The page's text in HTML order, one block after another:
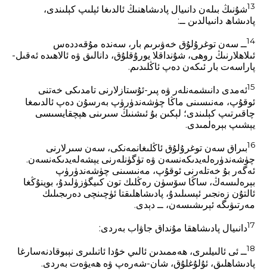
13شۇنىڭ بىلەن دانىيال پادىشاھنىڭ ئالدىغا ئېلىپ كېلىندى،
پادىشاھ دانىيالدىن ــ:
14ــ سەن توغرۇلۇق خەۋىرىم بار، سەندە مۇقەددەس
ئىلاھلارنىڭ روھى، شۇنداقلا يورۇقلۇق، دانالىق ۋە ئالاھىدە ئەقىل-
پاراسەت بار ئىكەن دەپ ئاڭلىدىم.
15ئەمدى دانىشمەنلەر ۋە پىر-ئۇستازلارنى تامدىكى خەتنى
ئوقۇپ، مەنىسىنى ماڭا چۈشەندۈرۈپ بەرسۇن دەپ ئالدىمغا
چاقىرتىپ كېلىندى؛ لېكىن بۇ ئىشنىڭ سىرىنى ھېچقايسىسى
يېشىپ بېرەلمىدى.
16بىراق سەن توغرۇلۇق ئاڭلىغانمەنكى، سەن سىرلارنى
چۈشەندۈرەلەيدىكەنسەن ۋە تۈگۈنلەرنى يېشەلەيدىكەنسەن.
ئەگەر بۇ خەتلەرنى ئوقۇپ، مەنىسىنى چۈشەندۈرۈپ
بېرەلىسەڭ، ساڭا سۆسۈن رەڭلىك تون كىيگۈزۈلىدۇ، بوينۇڭغا
ئالتۇن زەنجىر ئېسىلىدۇ، پادىشاھلىقتا ئۈچىنچى دەرىجىلىك
مەرتىۋىگە ئېرىشىسەن، ــ دېدى.
17دانىيال پادىشاھقا مۇنداق جاۋاب بەردى:
18ــ ئى ئالىيلىرى، ھەممىدىن ئالىي خۇدا ئاتىلىرى نېبوقادنەسارغا
پادىشاھلىق، ئۇلۇغلۇق، شان-شەرەپ ۋە ھەيۋەت بەردى.